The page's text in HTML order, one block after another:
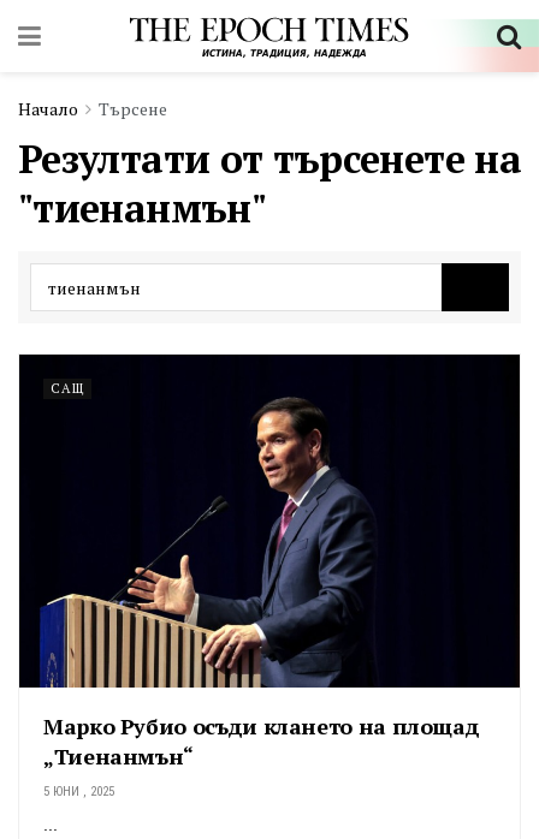
Начало Търсене
Резултати от търсенете на
"тиенанмън"
САЩ
Марко Рубио осъди клането на площад
„Тиенанмън“
5 ЮНИ , 2025
...